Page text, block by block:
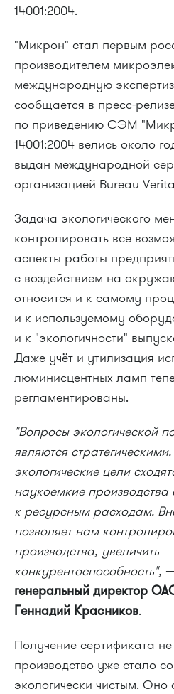
14001:2004.
"Микрон" стал первым
производителем
международную
сообщается в пресс-
по приведению СЭМ
14001:2004 велись около
выдан международной
организацией Bureau
Задача экологического
контролировать все
аспекты работы
с воздействием на
относится и к самому
и к используемому
и к "экологичности"
Даже учёт и утилизация
люминисцентных ламп
регламентированы.
"Вопросы экологической
являются
экологические цели
наукоемкие производства
к ресурсным расходам.
позволяет нам
производства, увеличить
конкурентоспособность",
генеральный директор
Геннадий Красников.
Получение сертификата
производство уже стало
экологически чистым. Оно